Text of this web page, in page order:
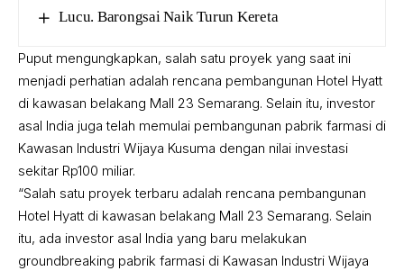
Lucu. Barongsai Naik Turun Kereta
Puput mengungkapkan, salah satu proyek yang saat ini
menjadi perhatian adalah rencana pembangunan Hotel Hyatt
di kawasan belakang Mall 23 Semarang. Selain itu, investor
asal India juga telah memulai pembangunan pabrik farmasi di
Kawasan Industri Wijaya Kusuma dengan nilai investasi
sekitar Rp100 miliar.
“Salah satu proyek terbaru adalah rencana pembangunan
Hotel Hyatt di kawasan belakang Mall 23 Semarang. Selain
itu, ada investor asal India yang baru melakukan
groundbreaking pabrik farmasi di Kawasan Industri Wijaya